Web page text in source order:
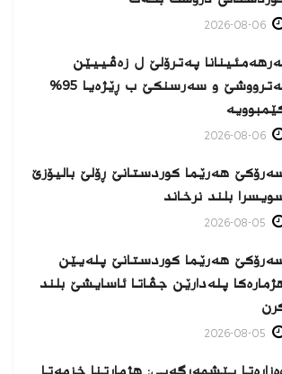
په‌ترۆلێ ل زه‌ڤییێن
ئەترووشێ و سەرسنكێ ب ڕێژەیا 95%
هەرێما کوردستانێ ڕۆلێ بالیۆزێ
بلند نرخاند
هەرێما کوردستانێ پلەیێن
پلەدارێن جڤاتا ئاسایشێ بلند